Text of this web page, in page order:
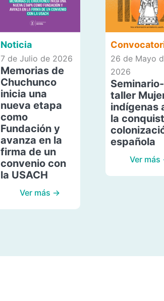
Noticia
7 de Julio de 2026
Memorias de
Chuchunco
inicia una
nueva etapa
como
Fundación y
avanza en la
firma de un
convenio con
la USACH
Ver más →
26 de Mayo
2026
Seminario-
taller
indígenas
la
española
Ver más